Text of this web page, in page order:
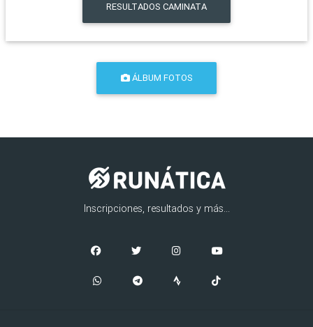
RESULTADOS CAMINATA
ÁLBUM FOTOS
Inscripciones, resultados y más...